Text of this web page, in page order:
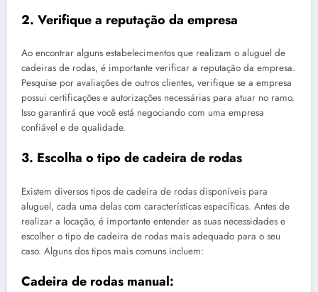
2. Verifique a reputação da empresa
Ao encontrar alguns estabelecimentos que realizam o aluguel de
cadeiras de rodas, é importante verificar a reputação da empresa.
Pesquise por avaliações de outros clientes, verifique se a empresa
possui certificações e autorizações necessárias para atuar no ramo.
Isso garantirá que você está negociando com uma empresa
confiável e de qualidade.
3. Escolha o tipo de cadeira de rodas
Existem diversos tipos de cadeira de rodas disponíveis para
aluguel, cada uma delas com características específicas. Antes de
realizar a locação, é importante entender as suas necessidades e
escolher o tipo de cadeira de rodas mais adequado para o seu
caso. Alguns dos tipos mais comuns incluem:
Cadeira de rodas manual: